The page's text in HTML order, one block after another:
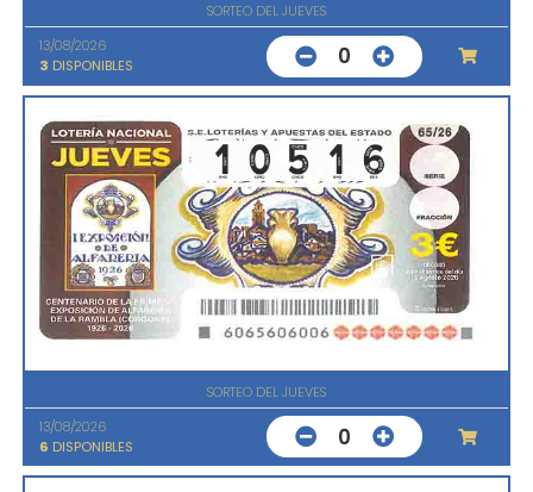
SORTEO DEL JUEVES
13/08/2026
3 DISPONIBLES 0
SORTEO DEL JUEVES
13/08/2026
6 DISPONIBLES 0